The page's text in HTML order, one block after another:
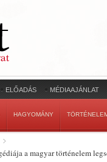
ELŐADÁS MÉDIAAJÁNLAT
HAGYOMÁNY
a magyar történelem